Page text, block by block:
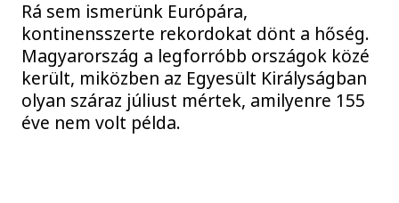
Rá sem ismerünk Európára,
kontinensszerte rekordokat dönt a hőség.
Magyarország a legforróbb országok közé
került, miközben az Egyesült Királyságban
olyan száraz júliust mértek, amilyenre 155
éve nem volt példa.